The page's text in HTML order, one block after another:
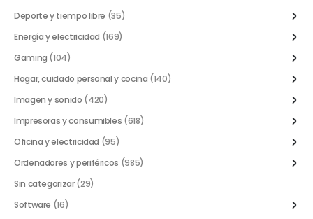
Deporte y tiempo libre (35)
Energía y electricidad (169)
Gaming (104)
Hogar, cuidado personal y cocina (140)
Imagen y sonido (420)
Impresoras y consumibles (618)
Oficina y electricidad (95)
Ordenadores y periféricos (985)
Sin categorizar(29)
Software (16)